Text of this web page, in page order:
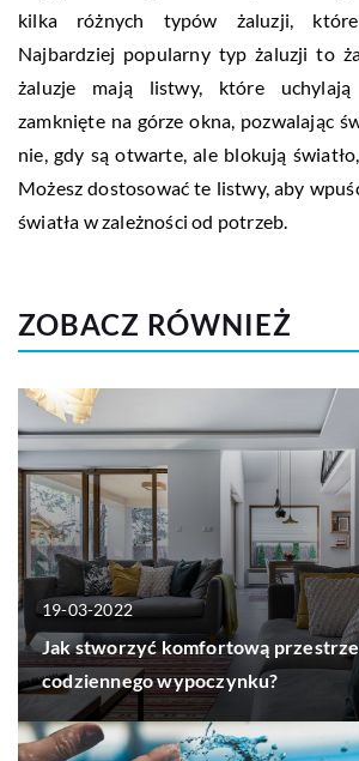
kilka różnych typów żaluzji,
Najbardziej popularny typ żaluzji to
żaluzje mają listwy, które
zamknięte na górze okna, pozwalając
nie, gdy są otwarte, ale blokują
Możesz dostosować te listwy, aby
światła w zależności od potrzeb.
ZOBACZ RÓWNIEŻ
19-03-2022
Jak stworzyć komfortową
codziennego wypoczynku?